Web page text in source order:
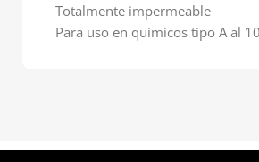
Totalmente impermeable
Para uso en químicos tipo A al